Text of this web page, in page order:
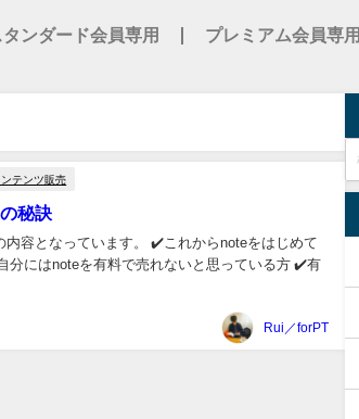
タンダード会員専用 プレミアム会員専用
ンテンツ販売
秘訣
内容となっています。 ✔️これからnoteをはじめて
にはnoteを有料で売れないと思っている方 ✔️有
Rui／forPT